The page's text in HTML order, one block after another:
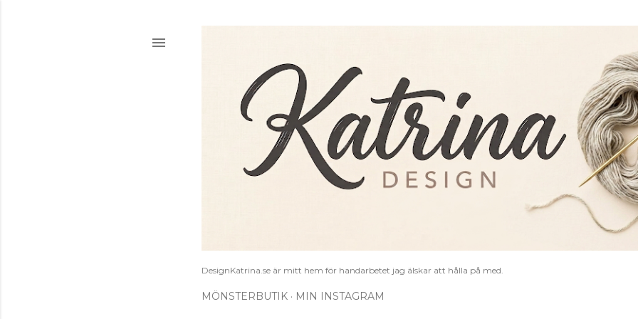
DesignKatrina.se är mitt hem för handarbetet jag älskar att hålla på med.
MÖNSTERBUTIK MIN INSTAGRAM